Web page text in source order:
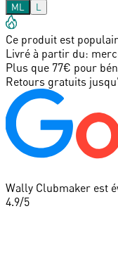
ML L
Ce produit est
Livré à partir du:
Plus que 77€ pour
Retours gratuits
Wally Clubmaker est
4.9/5